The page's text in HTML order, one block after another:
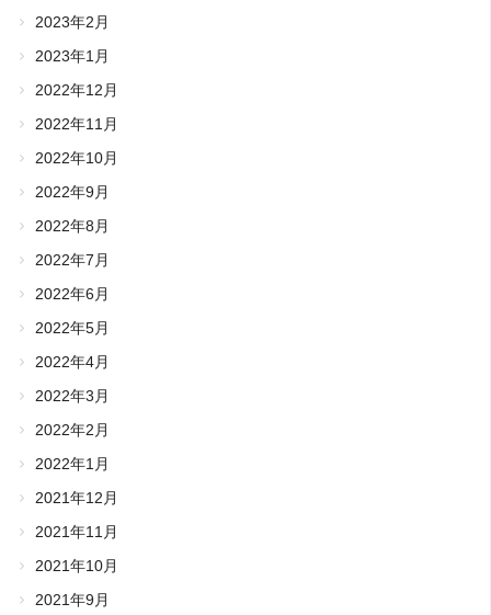
2023年2月
2023年1月
2022年12月
2022年11月
2022年10月
2022年9月
2022年8月
2022年7月
2022年6月
2022年5月
2022年4月
2022年3月
2022年2月
2022年1月
2021年12月
2021年11月
2021年10月
2021年9月